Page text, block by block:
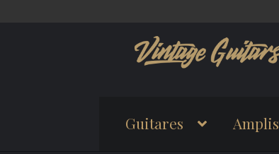
la
au
contenu
Guitares Amplis